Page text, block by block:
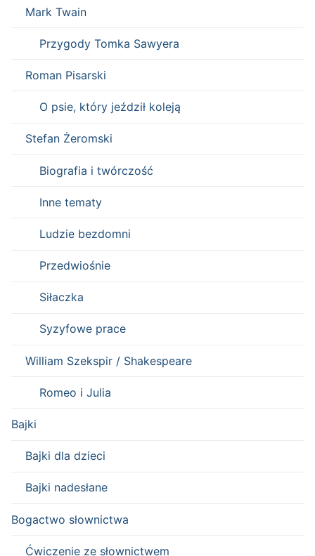
Mark Twain
Przygody Tomka Sawyera
Roman Pisarski
O psie, który jeździł koleją
Stefan Żeromski
Biografia i twórczość
Inne tematy
Ludzie bezdomni
Przedwiośnie
Siłaczka
Syzyfowe prace
William Szekspir / Shakespeare
Romeo i Julia
Bajki
Bajki dla dzieci
Bajki nadesłane
Bogactwo słownictwa
Ćwiczenie ze słownictwem